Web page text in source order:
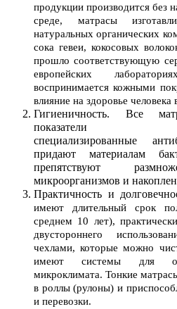
продукции производится без
среде, матрасы
натуральных органических
сока гевеи, кокосовых
прошло соответствующую
европейских
воспринимается кожными
влияние на здоровье человека
Гигиеничность. Все
показатели
специализированные
придают материалам
препятствуют
микроорганизмов и
Практичность и
имеют длительный срок
среднем 10 лет),
двустороннего
чехлами, которые можно
имеют системы для
микроклимата. Тонкие
в роллы (рулоны) и
и перевозки.